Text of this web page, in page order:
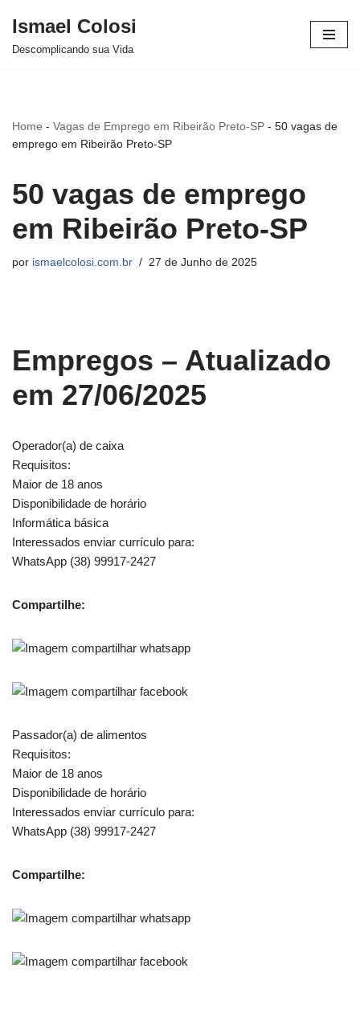
Avançar
Ismael Colosi
Descomplicando sua Vida
Home - Vagas de Emprego em Ribeirão Preto-SP - 50 vagas de
emprego em Ribeirão Preto-SP
50 vagas de emprego
em Ribeirão Preto-SP
por ismaelcolosi.com.br 27 de Junho de 2025
Empregos – Atualizado
em 27/06/2025
Operador(a) de caixa
Requisitos:
Maior de 18 anos
Disponibilidade de horário
Informática básica
Interessados enviar currículo para:
WhatsApp (38) 99917-2427
Compartilhe:
Passador(a) de alimentos
Requisitos:
Maior de 18 anos
Disponibilidade de horário
Interessados enviar currículo para:
WhatsApp (38) 99917-2427
Compartilhe: